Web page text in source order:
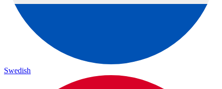
Swedish